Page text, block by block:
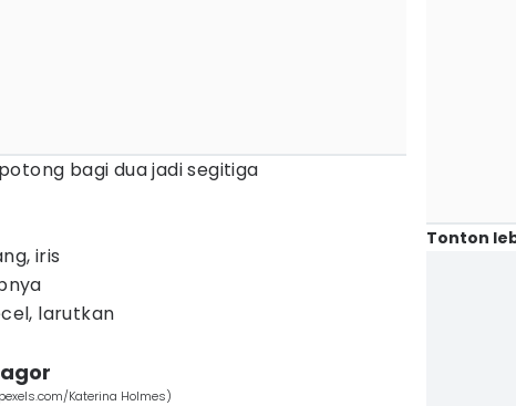
bagi dua jadi segitiga
iris
larutkan
Katerina Holmes)
Tonton